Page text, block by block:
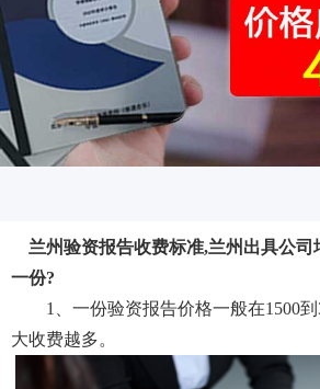
兰州验资报告收费标准,兰州出具公
一份?
1、一份验资报告价格一般在1500到
大收费越多。